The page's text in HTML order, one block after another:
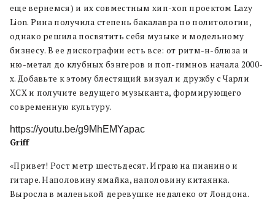
еще вернемся) и их совместным хип-хоп проектом Lazy
Lion. Рина получила степень бакалавра по политологии,
однако решила посвятить себя музыке и модельному
бизнесу. В ее дискографии есть все: от ритм-н-блюза и
ню-метал до клубных бэнгеров и поп-гимнов начала 2000-
х. Добавьте к этому блестящий визуал и дружбу c Чарли
XCX и получите ведущего музыканта, формирующего
современную культуру.
https://youtu.be/g9MhEMYapac
Griff
«Привет! Рост метр шестьдесят. Играю на пианино и
гитаре. Наполовину ямайка, наполовину китаянка.
Выросла в маленькой деревушке недалеко от Лондона.